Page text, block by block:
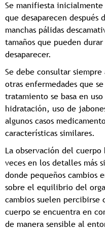
Se manifiesta inicialmente
que desaparecen después
manchas pálidas
tamaños que pueden
desaparecer.
Se debe consultar
otras enfermedades que
tratamiento se basa en
hidratación, uso de
algunos casos
características similares.
La observación del cuerpo
veces en los detalles más
donde pequeños cambios
sobre el equilibrio del
cambios suelen percibirse
cuerpo se encuentra en
de manera sensible al